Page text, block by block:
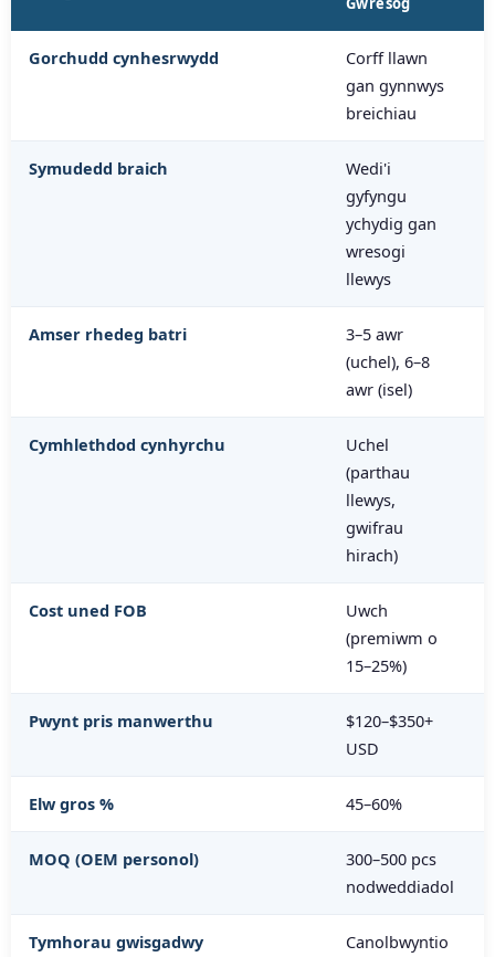
Gorchudd cynhesrwydd
Corff llawn
gan gynnwys
breichiau
Symudedd braich
Wedi'i
gyfyngu
ychydig gan
wresogi
llewys
Amser rhedeg batri
3–5 awr
(uchel), 6–8
awr (isel)
Cymhlethdod cynhyrchu
Uchel
(parthau
llewys,
gwifrau
hirach)
Cost uned FOB
Uwch
(premiwm o
15–25%)
Pwynt pris manwerthu
$120–$350+
USD
Elw gros % 45–60%
MOQ (OEM personol)
300–500 pcs
nodweddiadol
Tymhorau gwisgadwy
Canolbwyntio